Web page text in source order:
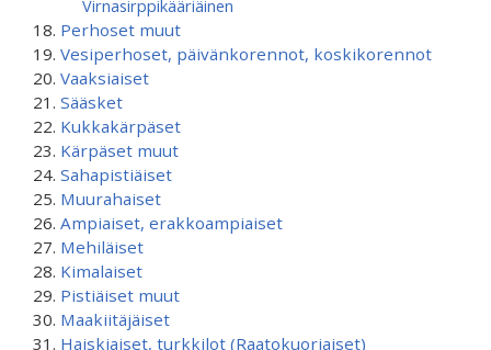
Virnasirppikääriäinen
Perhoset muut
Vesiperhoset, päivänkorennot, koskikorennot
Vaaksiaiset
Sääsket
Kukkakärpäset
Kärpäset muut
Sahapistiäiset
Muurahaiset
Ampiaiset, erakkoampiaiset
Mehiläiset
Kimalaiset
Pistiäiset muut
Maakiitäjäiset
Haiskiaiset, turkkilot (Raatokuoriaiset)